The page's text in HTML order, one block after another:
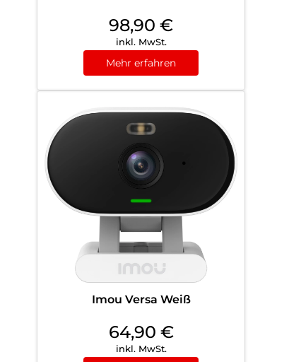
98,90 €
inkl. MwSt.
Mehr erfahren
Imou Versa Weiß
64,90 €
inkl. MwSt.